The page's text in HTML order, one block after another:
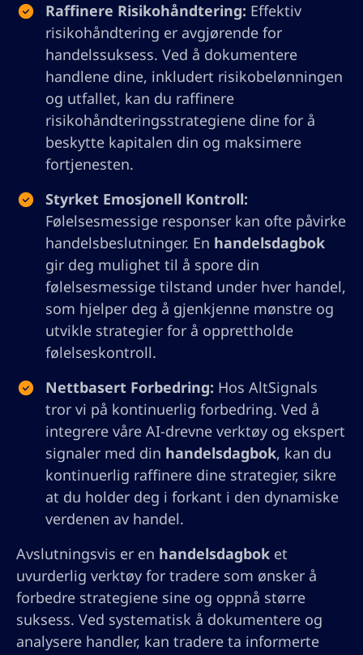
Raffinere Risikohåndtering: Effektiv
risikohåndtering er avgjørende for
handelssuksess. Ved å dokumentere
handlene dine, inkludert risikobelønningen
og utfallet, kan du raffinere
risikohåndteringsstrategiene dine for å
beskytte kapitalen din og maksimere
fortjenesten.
Styrket Emosjonell Kontroll:
Følelsesmessige responser kan ofte påvirke
handelsbeslutninger. En handelsdagbok
gir deg mulighet til å spore din
følelsesmessige tilstand under hver handel,
som hjelper deg å gjenkjenne mønstre og
utvikle strategier for å opprettholde
følelseskontroll.
Nettbasert Forbedring: Hos AltSignals
tror vi på kontinuerlig forbedring. Ved å
integrere våre AI-drevne verktøy og ekspert
signaler med din handelsdagbok, kan du
kontinuerlig raffinere dine strategier, sikre
at du holder deg i forkant i den dynamiske
verdenen av handel.
Avslutningsvis er en handelsdagbok et
uvurderlig verktøy for tradere som ønsker å
forbedre strategiene sine og oppnå større
suksess. Ved systematisk å dokumentere og
analysere handler, kan tradere ta informerte